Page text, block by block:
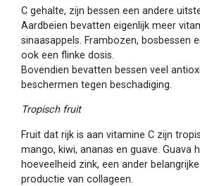
C gehalte, zijn bessen een andere
Aardbeien bevatten eigenlijk meer
sinaasappels. Frambozen, bosbessen
ook een flinke dosis.
Bovendien bevatten bessen veel
beschermen tegen beschadiging.
Tropisch fruit
Fruit dat rijk is aan vitamine C zijn
mango, kiwi, ananas en guave. Guava
hoeveelheid zink, een ander
productie van collageen.